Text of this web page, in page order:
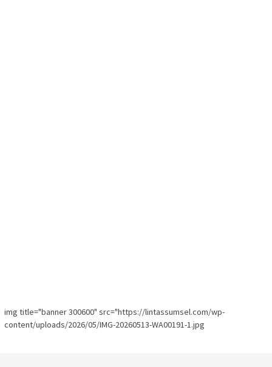
img title="banner 300600" src="https://lintassumsel.com/wp-
content/uploads/2026/05/IMG-20260513-WA00191-1.jpg